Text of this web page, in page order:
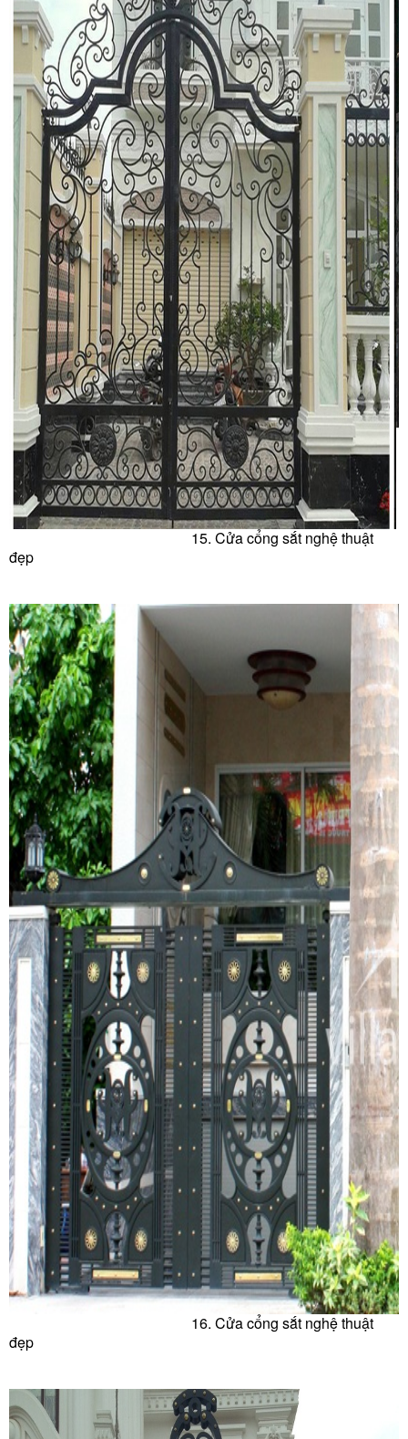
15. Cửa cổng sắt nghệ thuật
đẹp
16. Cửa cổng sắt nghệ thuật
đẹp